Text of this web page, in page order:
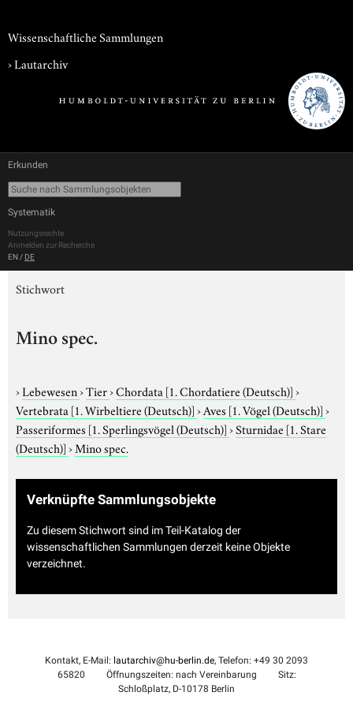
Wissenschaftliche Sammlungen
›Lautarchiv
Erkunden
Systematik
Nutzungsrechte
Anmelden zur Recherche
EN / DE
Stichwort
Mino spec.
›Lebewesen›Tier›Chordata [1. Chordatiere (Deutsch)]›
Vertebrata [1. Wirbeltiere (Deutsch)]›Aves [1. Vögel (Deutsch)]›
Passeriformes [1. Sperlingsvögel (Deutsch)]›Sturnidae [1. Stare
(Deutsch)]›Mino spec.
Verknüpfte Sammlungsobjekte
Zu diesem Stichwort sind im Teil-Katalog der
wissenschaftlichen Sammlungen derzeit keine Objekte
verzeichnet.
Kontakt, E-Mail: lautarchiv@hu-berlin.de, Telefon: +49 30 2093
65820
Öffnungszeiten: nach Vereinbarung
Sitz:
Schloßplatz, D-10178 Berlin